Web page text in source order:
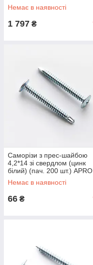
Немає в наявності
1 797 ₴
Саморізи з прес-шайбою
4,2*14 зі свердлом (цинк
білий) (пач. 200 шт.) APRO
Немає в наявності
66 ₴